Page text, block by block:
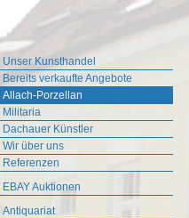
Unser Kunsthandel
Bereits verkaufte Angebote
Allach-Porzellan
Militaria
Dachauer Künstler
Wir über uns
Referenzen
EBAY Auktionen
Antiquariat